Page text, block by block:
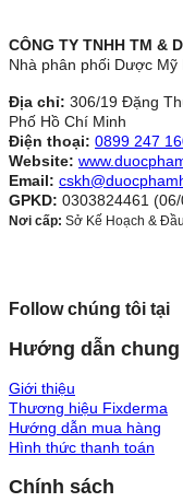
CÔNG TY TNHH TM &
Nhà phân phối Dược Mỹ
Địa chỉ: 306/19 Đặng
Phố Hồ Chí Minh
Điện thoại: 0899 247
Website:
Email:
GPKD: 0303824461
Nơi cấp: Sở Kế Hoạch &
Follow chúng tôi tại
Hướng dẫn chung
Giới thiệu
Thương hiệu Fixderma
Hướng dẫn mua hàng
Hình thức thanh toán
Chính sách